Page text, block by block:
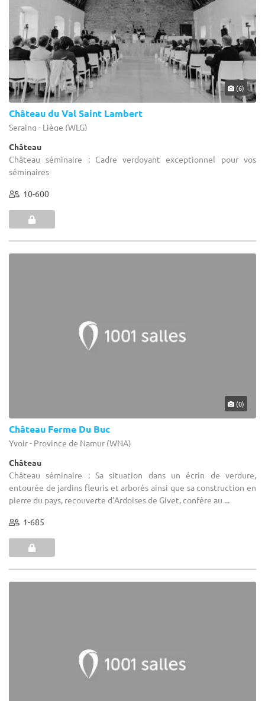
(6)
Château du Val Saint Lambert
Seraing - Liège (WLG)
Château
Château séminaire : Cadre verdoyant exceptionnel pour vos
séminaires
10-600
(0)
Château Ferme Du Buc
Yvoir - Province de Namur (WNA)
Château
Château séminaire : Sa situation dans un écrin de verdure,
entourée de jardins fleuris et arborés ainsi que sa construction en
pierre du pays, recouverte d’Ardoises de Givet, confère au ...
1-685